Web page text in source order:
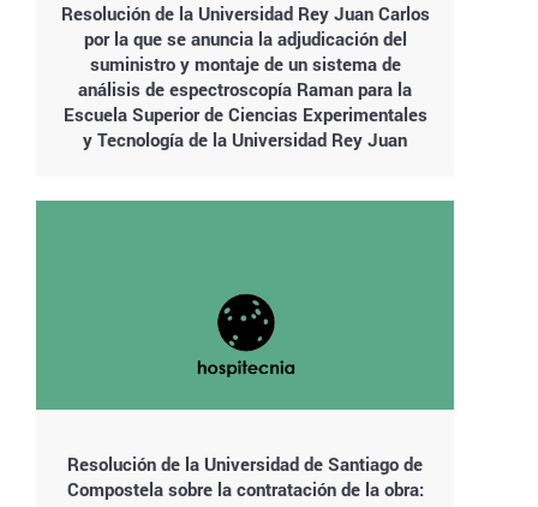
Resolución de la Universidad Rey Juan Carlos
por la que se anuncia la adjudicación del
suministro y montaje de un sistema de
análisis de espectroscopía Raman para la
Escuela Superior de Ciencias Experimentales
y Tecnología de la Universidad Rey Juan
Resolución de la Universidad de Santiago de
Compostela sobre la contratación de la obra: